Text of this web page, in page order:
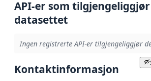
API-er som
datasettet
Ingen registrerte API-er tilgjengeliggjør
Kontaktinformasjon